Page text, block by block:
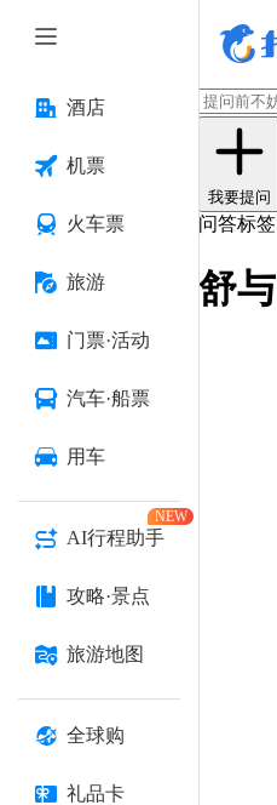
酒店
机票
火车票
旅游
门票·活动
汽车·船票
用车
AI行程助手
NEW
攻略·景点
旅游地图
全球购
礼品卡
我要提问
问答标签
舒